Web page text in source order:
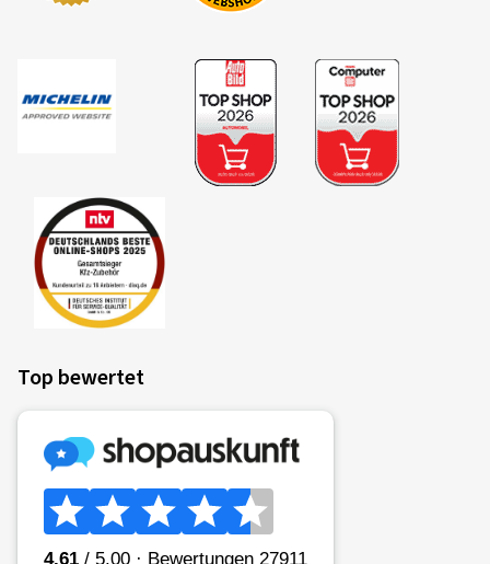
Fahrstil:
Stadt
Fahrzeugtyp:
HONDA ANC 125 (SH Mode) JF51
Verifizierter Kauf
André B., Deutschland
großartig für Probleme auf dem Fahrrad haben :)
Gemischt
Ø Durchschnittliche Jahresfahrleistung:
04.11.2025
Top bewertet